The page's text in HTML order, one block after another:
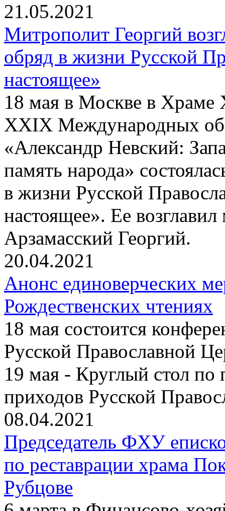
21.05.2021
Митрополит Георгий
обряд в жизни Русской
настоящее»
18 мая в Москве в Храме
ХХIХ Международных
«Александр Невский:
память народа»
в жизни Русской
настоящее». Ее
Арзамасский Георгий.
20.04.2021
Анонс единоверческих
Рождественских чтениях
18 мая состоится
Русской Православной
19 мая - Круглый стол по
приходов Русской
08.04.2021
Председатель ФХУ
по реставрации храма
Рубцове